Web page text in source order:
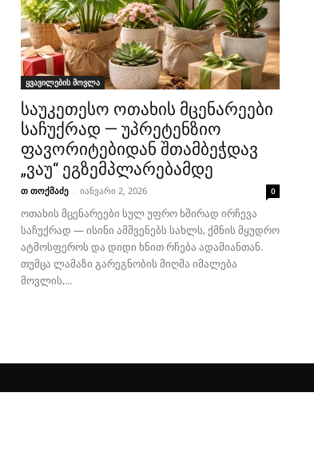
ყვავილების მოვლა
საუკეთესო ოთახის მცენარეები
საჩუქრად — უპრეტენზიო
ფავორიტებიდან შთამბეჭდავ
„ვაუ“ ეგზემპლარებამდე
თ თოქმაძე - იანვარი 2, 2026 0
ოთახის მცენარეები სულ უფრო ხშირად ირჩევა
საჩუქრად — ისინი ამშვენებს სახლს, ქმნის მყუდრო
ატმოსფეროს და დიდი ხნით რჩება ადამიანთან.
თუმცა ლამაზი გარეგნობის მიღმა იმალება
მოვლის,...